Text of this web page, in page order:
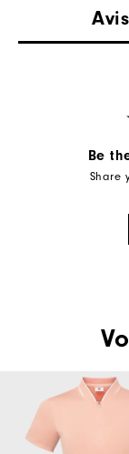
Avis
Be
Share